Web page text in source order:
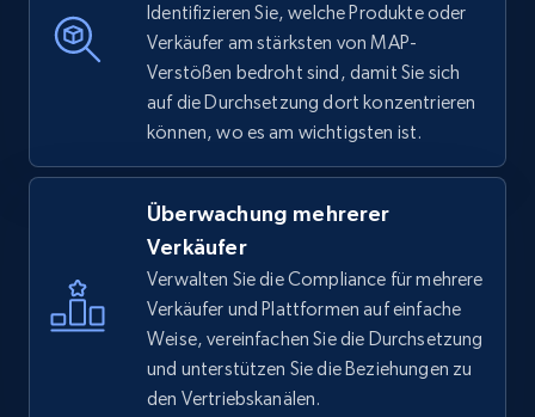
Identifizieren Sie, welche Produkte oder
Verkäufer am stärksten von MAP-
Verstößen bedroht sind, damit Sie sich
auf die Durchsetzung dort konzentrieren
können, wo es am wichtigsten ist.
Überwachung mehrerer
Verkäufer
Verwalten Sie die Compliance für mehrere
Verkäufer und Plattformen auf einfache
Weise, vereinfachen Sie die Durchsetzung
und unterstützen Sie die Beziehungen zu
den Vertriebskanälen.